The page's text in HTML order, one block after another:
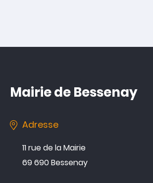
Mairie de Bessenay
Adresse
11 rue de la Mairie
69 690 Bessenay